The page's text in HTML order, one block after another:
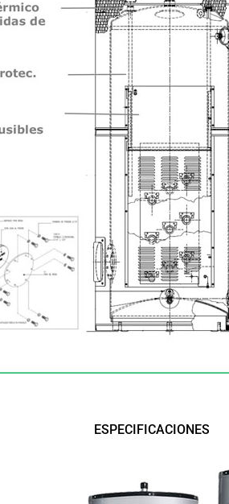
ESPECIFICACIONES